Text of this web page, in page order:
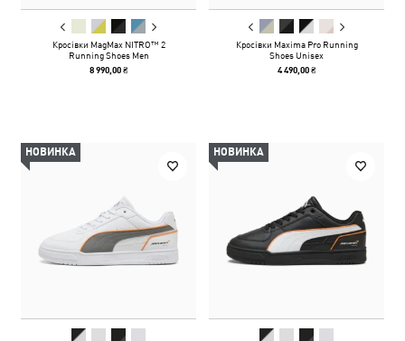
Кросівки MagMax NITRO™ 2
Running Shoes Men
8 990,00 ₴
Кросівки Maxima Pro Running
Shoes Unisex
4 490,00 ₴
НОВИНКА НОВИНКА